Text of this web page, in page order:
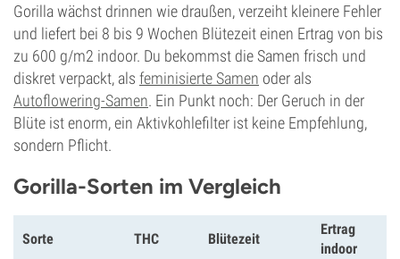
Gorilla wächst drinnen wie draußen, verzeiht kleinere Fehler
und liefert bei 8 bis 9 Wochen Blütezeit einen Ertrag von bis
zu 600 g/m2 indoor. Du bekommst die Samen frisch und
diskret verpackt, als feminisierte Samen oder als
Autoflowering-Samen. Ein Punkt noch: Der Geruch in der
Blüte ist enorm, ein Aktivkohlefilter ist keine Empfehlung,
sondern Pflicht.
Gorilla-Sorten im Vergleich
Sorte THC Blütezeit
Ertrag
indoor